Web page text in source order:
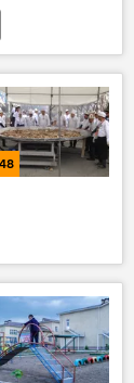
для Книги рекордов Гиннесса